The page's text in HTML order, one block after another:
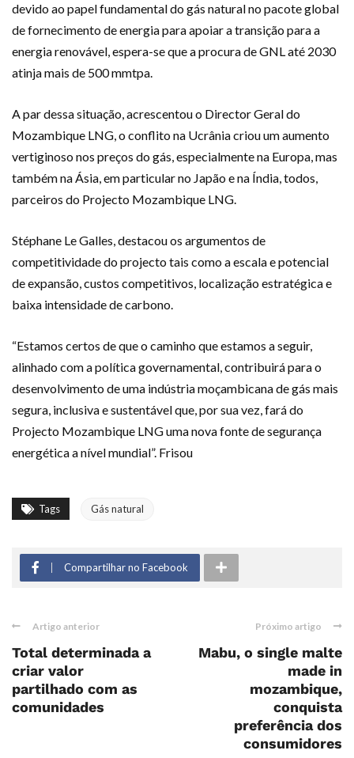
devido ao papel fundamental do gás natural no pacote global
de fornecimento de energia para apoiar a transição para a
energia renovável, espera-se que a procura de GNL até 2030
atinja mais de 500 mmtpa.
A par dessa situação, acrescentou o Director Geral do
Mozambique LNG, o conflito na Ucrânia criou um aumento
vertiginoso nos preços do gás, especialmente na Europa, mas
também na Ásia, em particular no Japão e na Índia, todos,
parceiros do Projecto Mozambique LNG.
Stéphane Le Galles, destacou os argumentos de
competitividade do projecto tais como a escala e potencial
de expansão, custos competitivos, localização estratégica e
baixa intensidade de carbono.
“Estamos certos de que o caminho que estamos a seguir,
alinhado com a política governamental, contribuirá para o
desenvolvimento de uma indústria moçambicana de gás mais
segura, inclusiva e sustentável que, por sua vez, fará do
Projecto Mozambique LNG uma nova fonte de segurança
energética a nível mundial”. Frisou
Tags Gás natural
Compartilhar no Facebook
Artigo anterior
Total determinada a
criar valor
partilhado com as
comunidades
Próximo artigo
Mabu, o single malte
made in
mozambique,
conquista
preferência dos
consumidores